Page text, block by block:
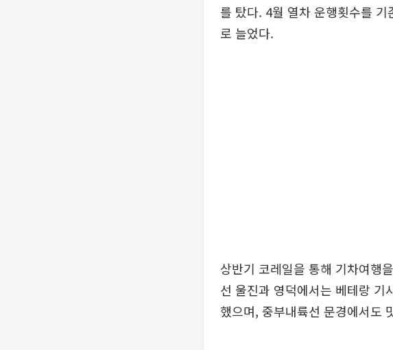
를 탔다. 4월 열차 운행횟수를
로 늘었다.
상반기 코레일을 통해 기차여행
선 울진과 영덕에서는 베테랑 기
했으며, 중부내륙선 문경에서도